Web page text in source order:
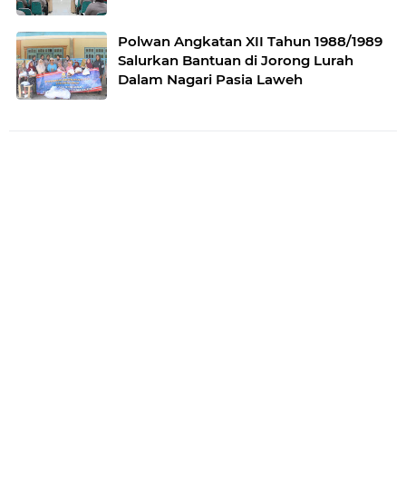
Polwan Angkatan XII Tahun 1988/1989
Salurkan Bantuan di Jorong Lurah
Dalam Nagari Pasia Laweh